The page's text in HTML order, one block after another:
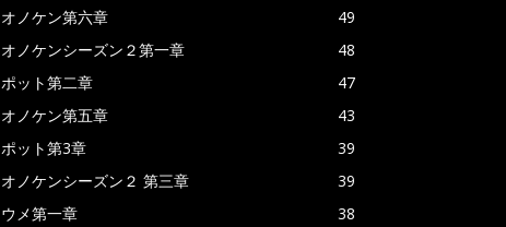
オノケン第六章
49
オノケンシーズン２第一章
48
ポット第二章
47
オノケン第五章
43
ポット第3章
39
オノケンシーズン２ 第三章
39
ウメ第一章
38